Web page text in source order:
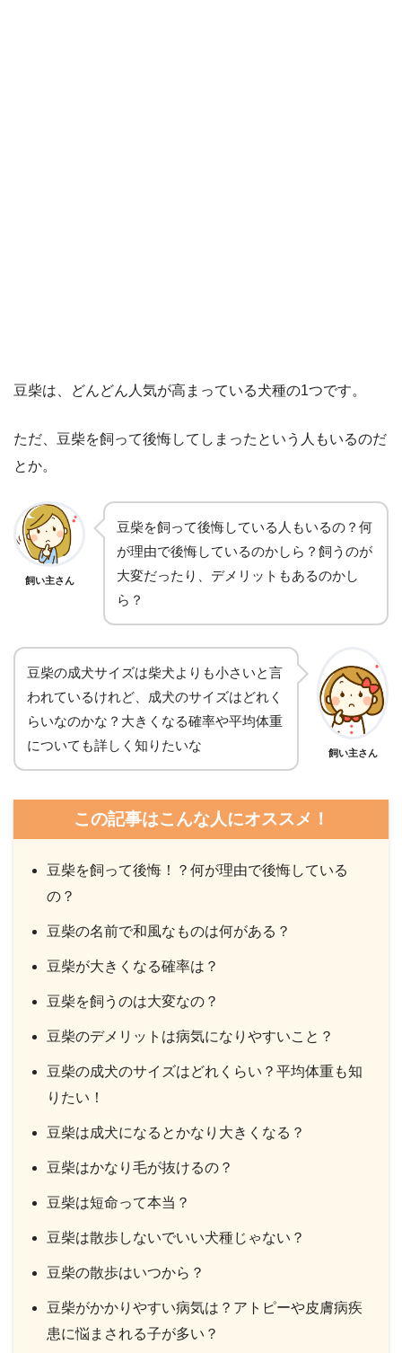
豆柴は、どんどん人気が高まっている犬種の1つです。
ただ、豆柴を飼って後悔してしまったという人もいるのだ
とか。
飼い主さん
豆柴を飼って後悔している人もいるの？何
が理由で後悔しているのかしら？飼うのが
大変だったり、デメリットもあるのかし
ら？
豆柴の成犬サイズは柴犬よりも小さいと言
われているけれど、成犬のサイズはどれく
らいなのかな？大きくなる確率や平均体重
についても詳しく知りたいな
飼い主さん
この記事はこんな人にオススメ！
豆柴を飼って後悔！？何が理由で後悔している
の？
豆柴の名前で和風なものは何がある？
豆柴が大きくなる確率は？
豆柴を飼うのは大変なの？
豆柴のデメリットは病気になりやすいこと？
豆柴の成犬のサイズはどれくらい？平均体重も知
りたい！
豆柴は成犬になるとかなり大きくなる？
豆柴はかなり毛が抜けるの？
豆柴は短命って本当？
豆柴は散歩しないでいい犬種じゃない？
豆柴の散歩はいつから？
豆柴がかかりやすい病気は？アトピーや皮膚病疾
患に悩まされる子が多い？